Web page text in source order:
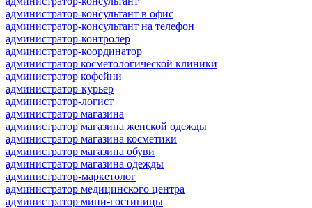
администратор-консультант в офис
администратор-консультант на телефон
администратор-контролер
администратор-координатор
администратор косметологической клиники
администратор кофейни
администратор-курьер
администратор-логист
администратор магазина
администратор магазина женской одежды
администратор магазина косметики
администратор магазина обуви
администратор магазина одежды
администратор-маркетолог
администратор медицинского центра
администратор мини-гостиницы